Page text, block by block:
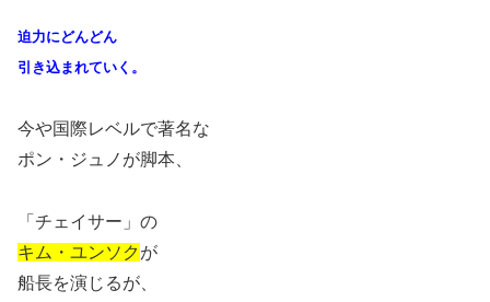
迫力にどんどん
引き込まれていく。
今や国際レベルで著名な
ポン・ジュノが脚本、
「チェイサー」の
キム・ユンソク が
船長を演じるが、